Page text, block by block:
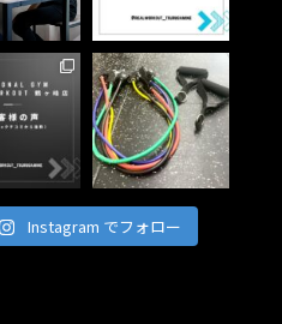
Instagram でフォロー